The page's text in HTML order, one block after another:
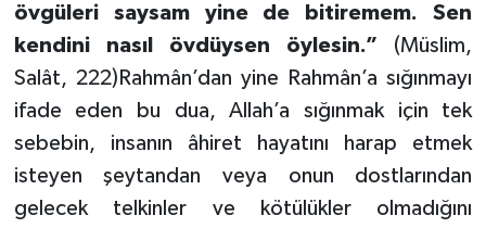
övgüleri saysam yine de bitiremem. Sen
kendini nasıl övdüysen öylesin.” (Müslim,
Salât, 222)Rahmân’dan yine Rahmân’a sığınmayı
ifade eden bu dua, Allah’a sığınmak için tek
sebebin, insanın âhiret hayatını harap etmek
isteyen şeytandan veya onun dostlarından
gelecek telkinler ve kötülükler olmadığını